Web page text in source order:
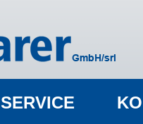
SERVICE